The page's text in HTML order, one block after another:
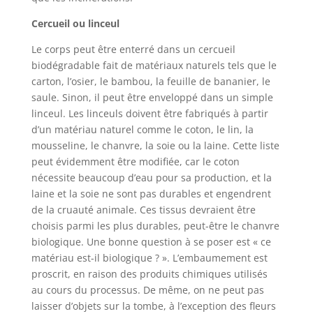
Cercueil ou linceul
Le corps peut être enterré dans un cercueil
biodégradable fait de matériaux naturels tels que le
carton, l’osier, le bambou, la feuille de bananier, le
saule. Sinon, il peut être enveloppé dans un simple
linceul. Les linceuls doivent être fabriqués à partir
d’un matériau naturel comme le coton, le lin, la
mousseline, le chanvre, la soie ou la laine. Cette liste
peut évidemment être modifiée, car le coton
nécessite beaucoup d’eau pour sa production, et la
laine et la soie ne sont pas durables et engendrent
de la cruauté animale. Ces tissus devraient être
choisis parmi les plus durables, peut-être le chanvre
biologique. Une bonne question à se poser est « ce
matériau est-il biologique ? ». L’embaumement est
proscrit, en raison des produits chimiques utilisés
au cours du processus. De même, on ne peut pas
laisser d’objets sur la tombe, à l’exception des fleurs